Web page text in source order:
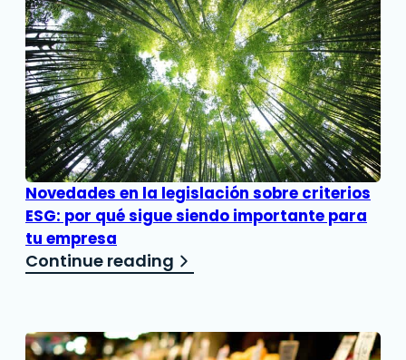
Novedades en la legislación sobre criterios
ESG: por qué sigue siendo importante para
tu empresa
Continue reading